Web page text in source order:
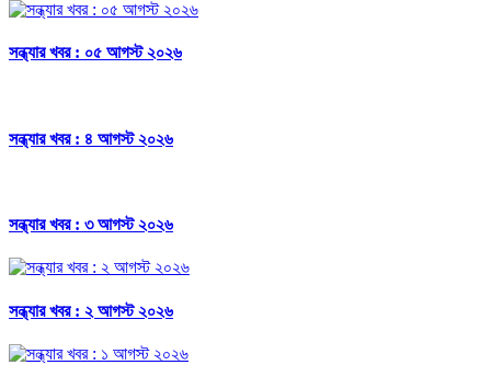
সন্ধ্যার খবর : ০৫ আগস্ট ২০২৬
সন্ধ্যার খবর : ৪ আগস্ট ২০২৬
সন্ধ্যার খবর : ৩ আগস্ট ২০২৬
সন্ধ্যার খবর : ২ আগস্ট ২০২৬